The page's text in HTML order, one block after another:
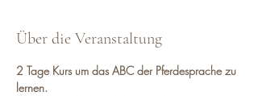
Über die Veranstaltung
2 Tage Kurs um das ABC der Pferdesprache zu
lernen.